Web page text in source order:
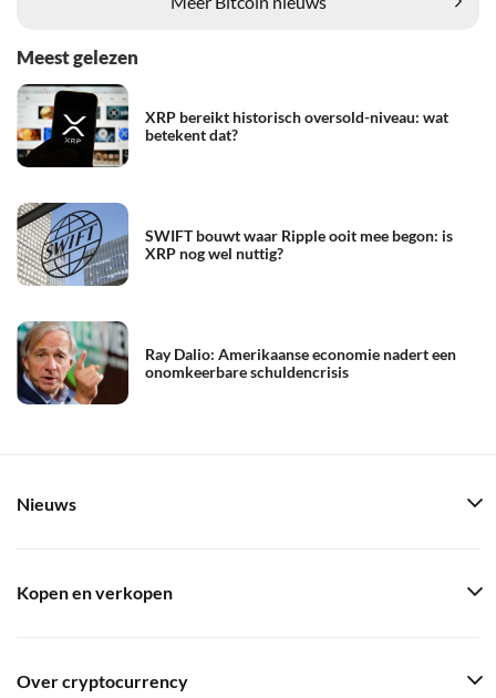
Meest gelezen
XRP bereikt historisch oversold-niveau: wat
betekent dat?
SWIFT bouwt waar Ripple ooit mee begon: is
XRP nog wel nuttig?
Ray Dalio: Amerikaanse economie nadert een
onomkeerbare schuldencrisis
Nieuws
Kopen en verkopen
Over cryptocurrency